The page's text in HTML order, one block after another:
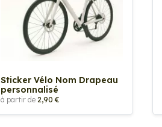
Sticker Vélo Nom Drapeau
personnalisé
à partir de 2,90 €